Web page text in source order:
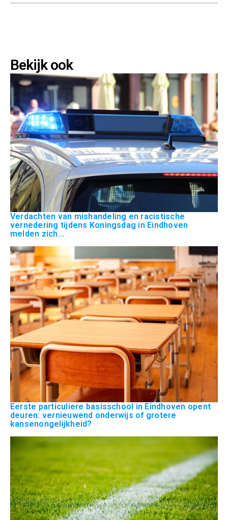
Bekijk ook
Verdachten van mishandeling en racistische
vernedering tijdens Koningsdag in Eindhoven
melden zich...
Eerste particuliere basisschool in Eindhoven opent
deuren: vernieuwend onderwijs of grotere
kansenongelijkheid?